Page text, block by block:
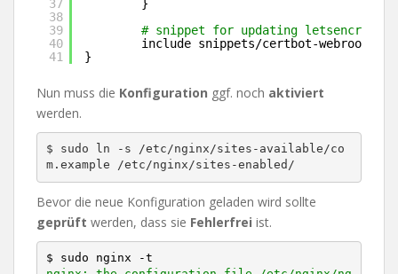
37
38
39
40
41
}
# snippet for updating letsencrypt
include snippets/certbot-webroot
}
Nun muss die Konfiguration ggf. noch aktiviert
werden.
$ sudo ln -s /etc/nginx/sites-available/co
m.example /etc/nginx/sites-enabled/
Bevor die neue Konfiguration geladen wird sollte
geprüft werden, dass sie Fehlerfrei ist.
$ sudo nginx -t